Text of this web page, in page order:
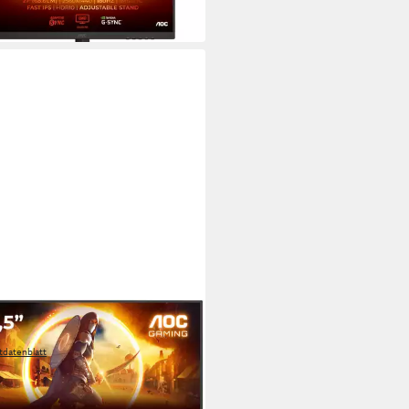
Werktagen bei dir
LED-Monitor
€ UVP 199,00 €